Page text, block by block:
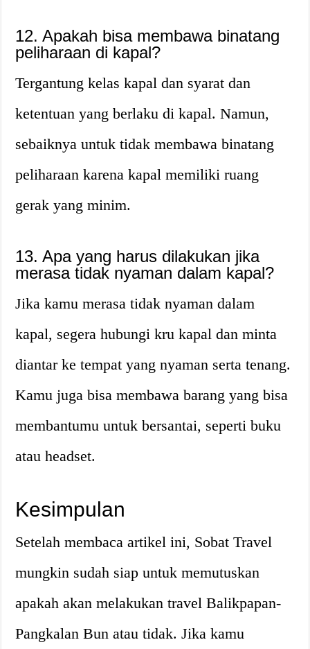
12. Apakah bisa membawa binatang
peliharaan di kapal?
Tergantung kelas kapal dan syarat dan
ketentuan yang berlaku di kapal. Namun,
sebaiknya untuk tidak membawa binatang
peliharaan karena kapal memiliki ruang
gerak yang minim.
13. Apa yang harus dilakukan jika
merasa tidak nyaman dalam kapal?
Jika kamu merasa tidak nyaman dalam
kapal, segera hubungi kru kapal dan minta
diantar ke tempat yang nyaman serta tenang.
Kamu juga bisa membawa barang yang bisa
membantumu untuk bersantai, seperti buku
atau headset.
Kesimpulan
Setelah membaca artikel ini, Sobat Travel
mungkin sudah siap untuk memutuskan
apakah akan melakukan travel Balikpapan-
Pangkalan Bun atau tidak. Jika kamu